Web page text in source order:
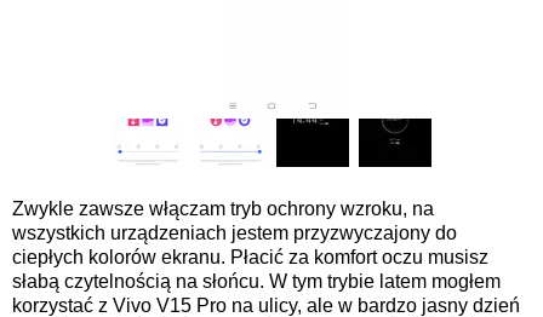
Zwykle zawsze włączam tryb ochrony wzroku, na
wszystkich urządzeniach jestem przyzwyczajony do
ciepłych kolorów ekranu. Płacić za komfort oczu musisz
słabą czytelnością na słońcu. W tym trybie latem mogłem
korzystać z Vivo V15 Pro na ulicy, ale w bardzo jasny dzień